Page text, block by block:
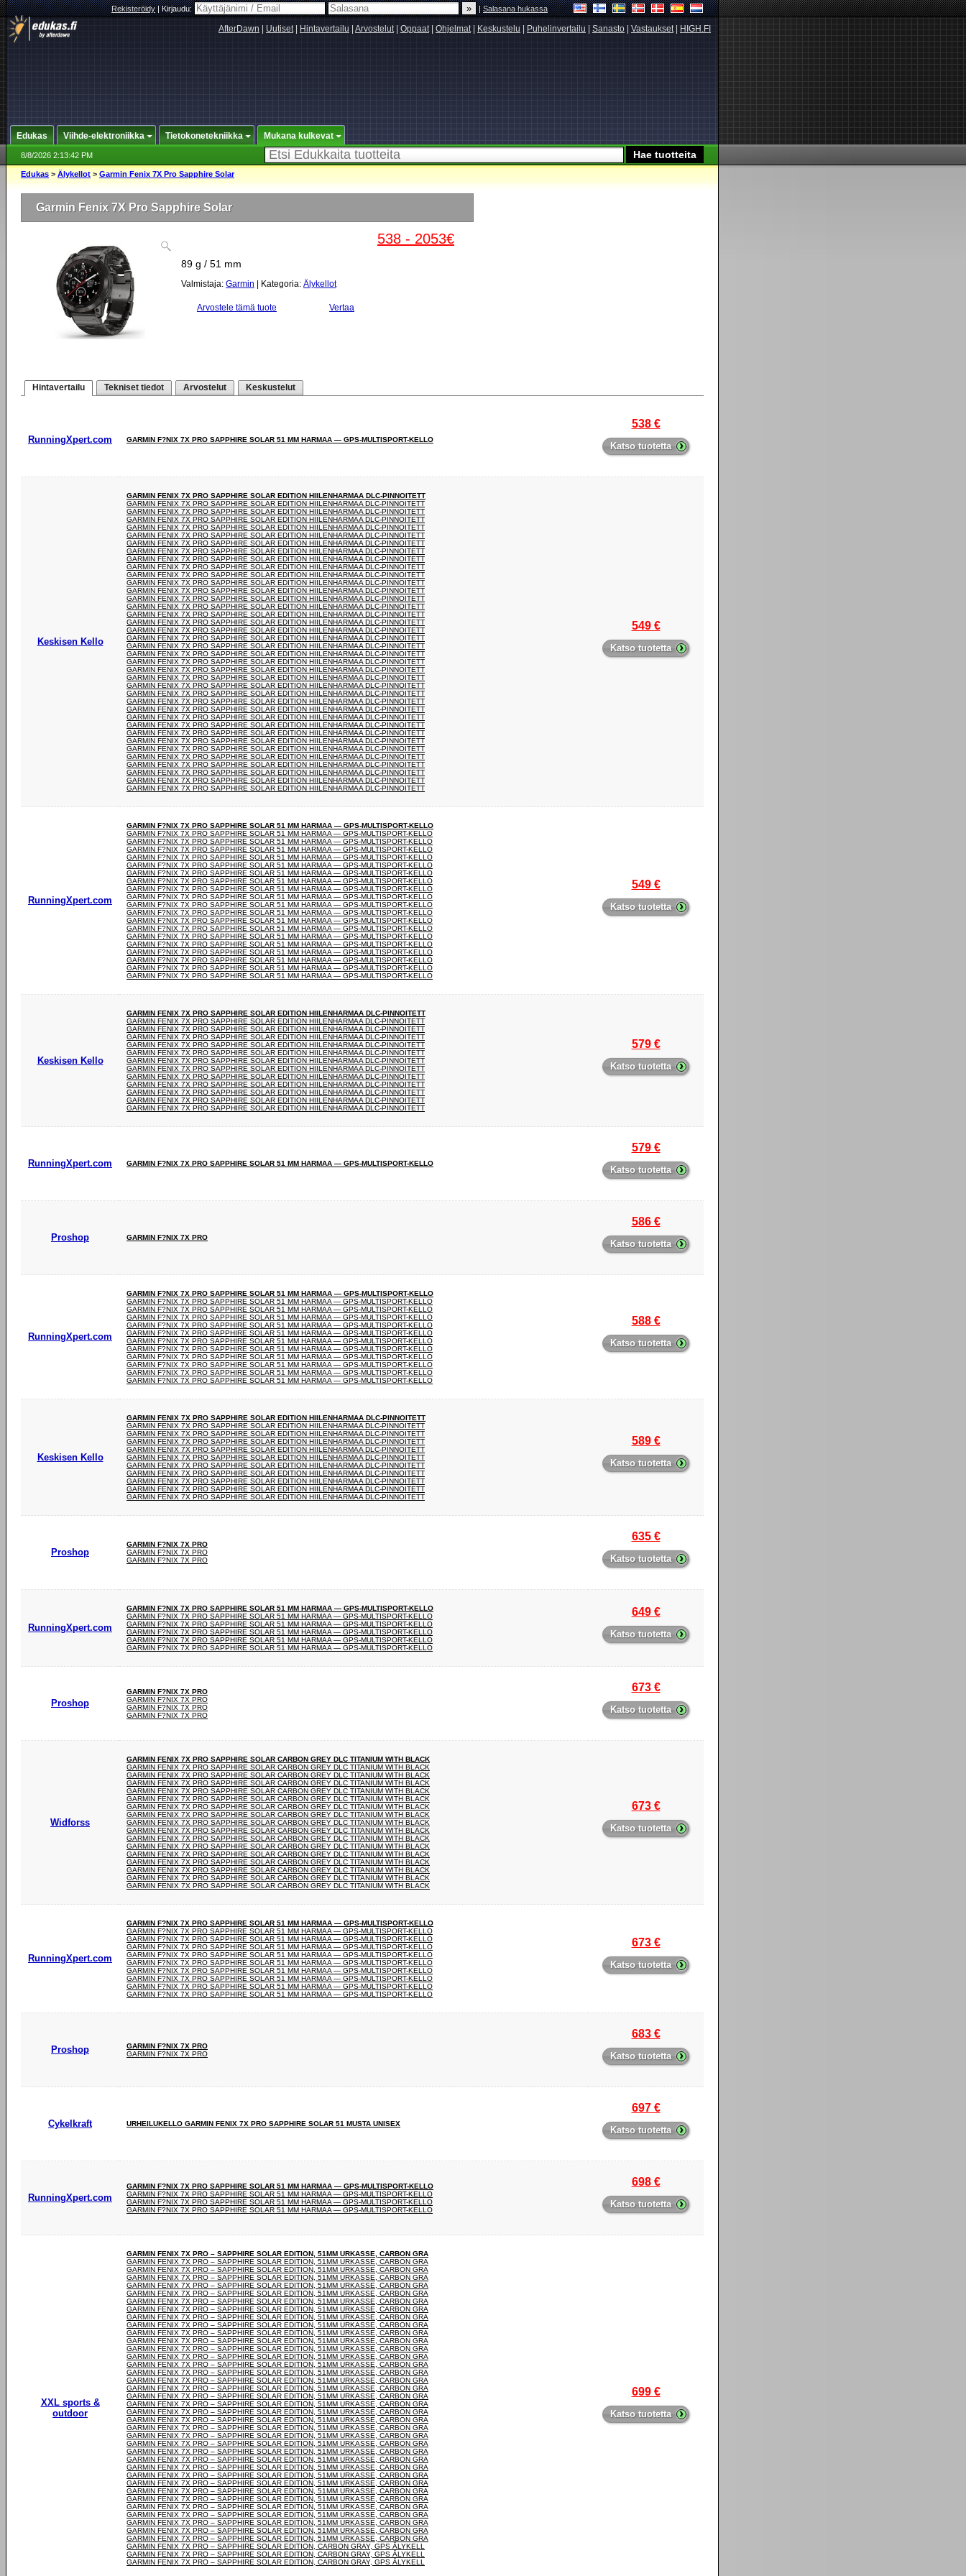
Rekisteröidy|Kirjaudu: |Salasana hukassa
AfterDawn Uutiset| Hintavertailu Arvostelut| Oppaat| Ohjelmat| Keskustelu Puhelinvertailu Sanasto Vastaukset| HIGH.FI
Edukas Viihde-elektroniikka Tietokonetekniikka Mukana kulkevat
8/8/2026 2:13:42 PM
Edukas > Älykellot > Garmin Fenix 7X Pro Sapphire Solar
Garmin Fenix 7X Pro Sapphire Solar
538 - 2053€
89 g / 51 mm
Valmistaja: Garmin | Kategoria: Älykellot
Arvostele tämä tuote Vertaa
Hintavertailu Tekniset tiedot Arvostelut Keskustelut
RunningXpert.com GARMIN F?NIX 7X PRO SAPPHIRE SOLAR 51 MM HARMAA — GPS-MULTISPORT-KELLO
538 €
›
Katso tuotetta
Keskisen Kello
GARMIN FENIX 7X PRO SAPPHIRE SOLAR EDITION HIILENHARMAA DLC-PINNOITETT
GARMIN FENIX 7X PRO SAPPHIRE SOLAR EDITION HIILENHARMAA DLC-PINNOITETT
GARMIN FENIX 7X PRO SAPPHIRE SOLAR EDITION HIILENHARMAA DLC-PINNOITETT
GARMIN FENIX 7X PRO SAPPHIRE SOLAR EDITION HIILENHARMAA DLC-PINNOITETT
GARMIN FENIX 7X PRO SAPPHIRE SOLAR EDITION HIILENHARMAA DLC-PINNOITETT
GARMIN FENIX 7X PRO SAPPHIRE SOLAR EDITION HIILENHARMAA DLC-PINNOITETT
GARMIN FENIX 7X PRO SAPPHIRE SOLAR EDITION HIILENHARMAA DLC-PINNOITETT
GARMIN FENIX 7X PRO SAPPHIRE SOLAR EDITION HIILENHARMAA DLC-PINNOITETT
GARMIN FENIX 7X PRO SAPPHIRE SOLAR EDITION HIILENHARMAA DLC-PINNOITETT
GARMIN FENIX 7X PRO SAPPHIRE SOLAR EDITION HIILENHARMAA DLC-PINNOITETT
GARMIN FENIX 7X PRO SAPPHIRE SOLAR EDITION HIILENHARMAA DLC-PINNOITETT
GARMIN FENIX 7X PRO SAPPHIRE SOLAR EDITION HIILENHARMAA DLC-PINNOITETT
GARMIN FENIX 7X PRO SAPPHIRE SOLAR EDITION HIILENHARMAA DLC-PINNOITETT
GARMIN FENIX 7X PRO SAPPHIRE SOLAR EDITION HIILENHARMAA DLC-PINNOITETT
GARMIN FENIX 7X PRO SAPPHIRE SOLAR EDITION HIILENHARMAA DLC-PINNOITETT
GARMIN FENIX 7X PRO SAPPHIRE SOLAR EDITION HIILENHARMAA DLC-PINNOITETT
GARMIN FENIX 7X PRO SAPPHIRE SOLAR EDITION HIILENHARMAA DLC-PINNOITETT
GARMIN FENIX 7X PRO SAPPHIRE SOLAR EDITION HIILENHARMAA DLC-PINNOITETT
GARMIN FENIX 7X PRO SAPPHIRE SOLAR EDITION HIILENHARMAA DLC-PINNOITETT
GARMIN FENIX 7X PRO SAPPHIRE SOLAR EDITION HIILENHARMAA DLC-PINNOITETT
GARMIN FENIX 7X PRO SAPPHIRE SOLAR EDITION HIILENHARMAA DLC-PINNOITETT
GARMIN FENIX 7X PRO SAPPHIRE SOLAR EDITION HIILENHARMAA DLC-PINNOITETT
GARMIN FENIX 7X PRO SAPPHIRE SOLAR EDITION HIILENHARMAA DLC-PINNOITETT
GARMIN FENIX 7X PRO SAPPHIRE SOLAR EDITION HIILENHARMAA DLC-PINNOITETT
GARMIN FENIX 7X PRO SAPPHIRE SOLAR EDITION HIILENHARMAA DLC-PINNOITETT
GARMIN FENIX 7X PRO SAPPHIRE SOLAR EDITION HIILENHARMAA DLC-PINNOITETT
GARMIN FENIX 7X PRO SAPPHIRE SOLAR EDITION HIILENHARMAA DLC-PINNOITETT
GARMIN FENIX 7X PRO SAPPHIRE SOLAR EDITION HIILENHARMAA DLC-PINNOITETT
GARMIN FENIX 7X PRO SAPPHIRE SOLAR EDITION HIILENHARMAA DLC-PINNOITETT
GARMIN FENIX 7X PRO SAPPHIRE SOLAR EDITION HIILENHARMAA DLC-PINNOITETT
GARMIN FENIX 7X PRO SAPPHIRE SOLAR EDITION HIILENHARMAA DLC-PINNOITETT
GARMIN FENIX 7X PRO SAPPHIRE SOLAR EDITION HIILENHARMAA DLC-PINNOITETT
GARMIN FENIX 7X PRO SAPPHIRE SOLAR EDITION HIILENHARMAA DLC-PINNOITETT
GARMIN FENIX 7X PRO SAPPHIRE SOLAR EDITION HIILENHARMAA DLC-PINNOITETT
GARMIN FENIX 7X PRO SAPPHIRE SOLAR EDITION HIILENHARMAA DLC-PINNOITETT
GARMIN FENIX 7X PRO SAPPHIRE SOLAR EDITION HIILENHARMAA DLC-PINNOITETT
GARMIN FENIX 7X PRO SAPPHIRE SOLAR EDITION HIILENHARMAA DLC-PINNOITETT
GARMIN FENIX 7X PRO SAPPHIRE SOLAR EDITION HIILENHARMAA DLC-PINNOITETT
549 €
›
Katso tuotetta
RunningXpert.com
GARMIN F?NIX 7X PRO SAPPHIRE SOLAR 51 MM HARMAA — GPS-MULTISPORT-KELLO
GARMIN F?NIX 7X PRO SAPPHIRE SOLAR 51 MM HARMAA — GPS-MULTISPORT-KELLO
GARMIN F?NIX 7X PRO SAPPHIRE SOLAR 51 MM HARMAA — GPS-MULTISPORT-KELLO
GARMIN F?NIX 7X PRO SAPPHIRE SOLAR 51 MM HARMAA — GPS-MULTISPORT-KELLO
GARMIN F?NIX 7X PRO SAPPHIRE SOLAR 51 MM HARMAA — GPS-MULTISPORT-KELLO
GARMIN F?NIX 7X PRO SAPPHIRE SOLAR 51 MM HARMAA — GPS-MULTISPORT-KELLO
GARMIN F?NIX 7X PRO SAPPHIRE SOLAR 51 MM HARMAA — GPS-MULTISPORT-KELLO
GARMIN F?NIX 7X PRO SAPPHIRE SOLAR 51 MM HARMAA — GPS-MULTISPORT-KELLO
GARMIN F?NIX 7X PRO SAPPHIRE SOLAR 51 MM HARMAA — GPS-MULTISPORT-KELLO
GARMIN F?NIX 7X PRO SAPPHIRE SOLAR 51 MM HARMAA — GPS-MULTISPORT-KELLO
GARMIN F?NIX 7X PRO SAPPHIRE SOLAR 51 MM HARMAA — GPS-MULTISPORT-KELLO
GARMIN F?NIX 7X PRO SAPPHIRE SOLAR 51 MM HARMAA — GPS-MULTISPORT-KELLO
GARMIN F?NIX 7X PRO SAPPHIRE SOLAR 51 MM HARMAA — GPS-MULTISPORT-KELLO
GARMIN F?NIX 7X PRO SAPPHIRE SOLAR 51 MM HARMAA — GPS-MULTISPORT-KELLO
GARMIN F?NIX 7X PRO SAPPHIRE SOLAR 51 MM HARMAA — GPS-MULTISPORT-KELLO
GARMIN F?NIX 7X PRO SAPPHIRE SOLAR 51 MM HARMAA — GPS-MULTISPORT-KELLO
GARMIN F?NIX 7X PRO SAPPHIRE SOLAR 51 MM HARMAA — GPS-MULTISPORT-KELLO
GARMIN F?NIX 7X PRO SAPPHIRE SOLAR 51 MM HARMAA — GPS-MULTISPORT-KELLO
GARMIN F?NIX 7X PRO SAPPHIRE SOLAR 51 MM HARMAA — GPS-MULTISPORT-KELLO
GARMIN F?NIX 7X PRO SAPPHIRE SOLAR 51 MM HARMAA — GPS-MULTISPORT-KELLO
549 €
›
Katso tuotetta
Keskisen Kello
GARMIN FENIX 7X PRO SAPPHIRE SOLAR EDITION HIILENHARMAA DLC-PINNOITETT
GARMIN FENIX 7X PRO SAPPHIRE SOLAR EDITION HIILENHARMAA DLC-PINNOITETT
GARMIN FENIX 7X PRO SAPPHIRE SOLAR EDITION HIILENHARMAA DLC-PINNOITETT
GARMIN FENIX 7X PRO SAPPHIRE SOLAR EDITION HIILENHARMAA DLC-PINNOITETT
GARMIN FENIX 7X PRO SAPPHIRE SOLAR EDITION HIILENHARMAA DLC-PINNOITETT
GARMIN FENIX 7X PRO SAPPHIRE SOLAR EDITION HIILENHARMAA DLC-PINNOITETT
GARMIN FENIX 7X PRO SAPPHIRE SOLAR EDITION HIILENHARMAA DLC-PINNOITETT
GARMIN FENIX 7X PRO SAPPHIRE SOLAR EDITION HIILENHARMAA DLC-PINNOITETT
GARMIN FENIX 7X PRO SAPPHIRE SOLAR EDITION HIILENHARMAA DLC-PINNOITETT
GARMIN FENIX 7X PRO SAPPHIRE SOLAR EDITION HIILENHARMAA DLC-PINNOITETT
GARMIN FENIX 7X PRO SAPPHIRE SOLAR EDITION HIILENHARMAA DLC-PINNOITETT
GARMIN FENIX 7X PRO SAPPHIRE SOLAR EDITION HIILENHARMAA DLC-PINNOITETT
GARMIN FENIX 7X PRO SAPPHIRE SOLAR EDITION HIILENHARMAA DLC-PINNOITETT
579 €
›
Katso tuotetta
RunningXpert.com GARMIN F?NIX 7X PRO SAPPHIRE SOLAR 51 MM HARMAA — GPS-MULTISPORT-KELLO
579 €
›
Katso tuotetta
Proshop GARMIN F?NIX 7X PRO
586 €
›
Katso tuotetta
RunningXpert.com
GARMIN F?NIX 7X PRO SAPPHIRE SOLAR 51 MM HARMAA — GPS-MULTISPORT-KELLO
GARMIN F?NIX 7X PRO SAPPHIRE SOLAR 51 MM HARMAA — GPS-MULTISPORT-KELLO
GARMIN F?NIX 7X PRO SAPPHIRE SOLAR 51 MM HARMAA — GPS-MULTISPORT-KELLO
GARMIN F?NIX 7X PRO SAPPHIRE SOLAR 51 MM HARMAA — GPS-MULTISPORT-KELLO
GARMIN F?NIX 7X PRO SAPPHIRE SOLAR 51 MM HARMAA — GPS-MULTISPORT-KELLO
GARMIN F?NIX 7X PRO SAPPHIRE SOLAR 51 MM HARMAA — GPS-MULTISPORT-KELLO
GARMIN F?NIX 7X PRO SAPPHIRE SOLAR 51 MM HARMAA — GPS-MULTISPORT-KELLO
GARMIN F?NIX 7X PRO SAPPHIRE SOLAR 51 MM HARMAA — GPS-MULTISPORT-KELLO
GARMIN F?NIX 7X PRO SAPPHIRE SOLAR 51 MM HARMAA — GPS-MULTISPORT-KELLO
GARMIN F?NIX 7X PRO SAPPHIRE SOLAR 51 MM HARMAA — GPS-MULTISPORT-KELLO
GARMIN F?NIX 7X PRO SAPPHIRE SOLAR 51 MM HARMAA — GPS-MULTISPORT-KELLO
GARMIN F?NIX 7X PRO SAPPHIRE SOLAR 51 MM HARMAA — GPS-MULTISPORT-KELLO
588 €
›
Katso tuotetta
Keskisen Kello
GARMIN FENIX 7X PRO SAPPHIRE SOLAR EDITION HIILENHARMAA DLC-PINNOITETT
GARMIN FENIX 7X PRO SAPPHIRE SOLAR EDITION HIILENHARMAA DLC-PINNOITETT
GARMIN FENIX 7X PRO SAPPHIRE SOLAR EDITION HIILENHARMAA DLC-PINNOITETT
GARMIN FENIX 7X PRO SAPPHIRE SOLAR EDITION HIILENHARMAA DLC-PINNOITETT
GARMIN FENIX 7X PRO SAPPHIRE SOLAR EDITION HIILENHARMAA DLC-PINNOITETT
GARMIN FENIX 7X PRO SAPPHIRE SOLAR EDITION HIILENHARMAA DLC-PINNOITETT
GARMIN FENIX 7X PRO SAPPHIRE SOLAR EDITION HIILENHARMAA DLC-PINNOITETT
GARMIN FENIX 7X PRO SAPPHIRE SOLAR EDITION HIILENHARMAA DLC-PINNOITETT
GARMIN FENIX 7X PRO SAPPHIRE SOLAR EDITION HIILENHARMAA DLC-PINNOITETT
GARMIN FENIX 7X PRO SAPPHIRE SOLAR EDITION HIILENHARMAA DLC-PINNOITETT
GARMIN FENIX 7X PRO SAPPHIRE SOLAR EDITION HIILENHARMAA DLC-PINNOITETT
589 €
›
Katso tuotetta
Proshop
GARMIN F?NIX 7X PRO
GARMIN F?NIX 7X PRO
GARMIN F?NIX 7X PRO
635 €
›
Katso tuotetta
RunningXpert.com
GARMIN F?NIX 7X PRO SAPPHIRE SOLAR 51 MM HARMAA — GPS-MULTISPORT-KELLO
GARMIN F?NIX 7X PRO SAPPHIRE SOLAR 51 MM HARMAA — GPS-MULTISPORT-KELLO
GARMIN F?NIX 7X PRO SAPPHIRE SOLAR 51 MM HARMAA — GPS-MULTISPORT-KELLO
GARMIN F?NIX 7X PRO SAPPHIRE SOLAR 51 MM HARMAA — GPS-MULTISPORT-KELLO
GARMIN F?NIX 7X PRO SAPPHIRE SOLAR 51 MM HARMAA — GPS-MULTISPORT-KELLO
GARMIN F?NIX 7X PRO SAPPHIRE SOLAR 51 MM HARMAA — GPS-MULTISPORT-KELLO
649 €
›
Katso tuotetta
Proshop
GARMIN F?NIX 7X PRO
GARMIN F?NIX 7X PRO
GARMIN F?NIX 7X PRO
GARMIN F?NIX 7X PRO
673 €
›
Katso tuotetta
Widforss
GARMIN FENIX 7X PRO SAPPHIRE SOLAR CARBON GREY DLC TITANIUM WITH BLACK
GARMIN FENIX 7X PRO SAPPHIRE SOLAR CARBON GREY DLC TITANIUM WITH BLACK
GARMIN FENIX 7X PRO SAPPHIRE SOLAR CARBON GREY DLC TITANIUM WITH BLACK
GARMIN FENIX 7X PRO SAPPHIRE SOLAR CARBON GREY DLC TITANIUM WITH BLACK
GARMIN FENIX 7X PRO SAPPHIRE SOLAR CARBON GREY DLC TITANIUM WITH BLACK
GARMIN FENIX 7X PRO SAPPHIRE SOLAR CARBON GREY DLC TITANIUM WITH BLACK
GARMIN FENIX 7X PRO SAPPHIRE SOLAR CARBON GREY DLC TITANIUM WITH BLACK
GARMIN FENIX 7X PRO SAPPHIRE SOLAR CARBON GREY DLC TITANIUM WITH BLACK
GARMIN FENIX 7X PRO SAPPHIRE SOLAR CARBON GREY DLC TITANIUM WITH BLACK
GARMIN FENIX 7X PRO SAPPHIRE SOLAR CARBON GREY DLC TITANIUM WITH BLACK
GARMIN FENIX 7X PRO SAPPHIRE SOLAR CARBON GREY DLC TITANIUM WITH BLACK
GARMIN FENIX 7X PRO SAPPHIRE SOLAR CARBON GREY DLC TITANIUM WITH BLACK
GARMIN FENIX 7X PRO SAPPHIRE SOLAR CARBON GREY DLC TITANIUM WITH BLACK
GARMIN FENIX 7X PRO SAPPHIRE SOLAR CARBON GREY DLC TITANIUM WITH BLACK
GARMIN FENIX 7X PRO SAPPHIRE SOLAR CARBON GREY DLC TITANIUM WITH BLACK
GARMIN FENIX 7X PRO SAPPHIRE SOLAR CARBON GREY DLC TITANIUM WITH BLACK
GARMIN FENIX 7X PRO SAPPHIRE SOLAR CARBON GREY DLC TITANIUM WITH BLACK
673 €
›
Katso tuotetta
RunningXpert.com
GARMIN F?NIX 7X PRO SAPPHIRE SOLAR 51 MM HARMAA — GPS-MULTISPORT-KELLO
GARMIN F?NIX 7X PRO SAPPHIRE SOLAR 51 MM HARMAA — GPS-MULTISPORT-KELLO
GARMIN F?NIX 7X PRO SAPPHIRE SOLAR 51 MM HARMAA — GPS-MULTISPORT-KELLO
GARMIN F?NIX 7X PRO SAPPHIRE SOLAR 51 MM HARMAA — GPS-MULTISPORT-KELLO
GARMIN F?NIX 7X PRO SAPPHIRE SOLAR 51 MM HARMAA — GPS-MULTISPORT-KELLO
GARMIN F?NIX 7X PRO SAPPHIRE SOLAR 51 MM HARMAA — GPS-MULTISPORT-KELLO
GARMIN F?NIX 7X PRO SAPPHIRE SOLAR 51 MM HARMAA — GPS-MULTISPORT-KELLO
GARMIN F?NIX 7X PRO SAPPHIRE SOLAR 51 MM HARMAA — GPS-MULTISPORT-KELLO
GARMIN F?NIX 7X PRO SAPPHIRE SOLAR 51 MM HARMAA — GPS-MULTISPORT-KELLO
GARMIN F?NIX 7X PRO SAPPHIRE SOLAR 51 MM HARMAA — GPS-MULTISPORT-KELLO
673 €
›
Katso tuotetta
Proshop
GARMIN F?NIX 7X PRO
GARMIN F?NIX 7X PRO
683 €
›
Katso tuotetta
Cykelkraft URHEILUKELLO GARMIN FENIX 7X PRO SAPPHIRE SOLAR 51 MUSTA UNISEX
697 €
›
Katso tuotetta
RunningXpert.com
GARMIN F?NIX 7X PRO SAPPHIRE SOLAR 51 MM HARMAA — GPS-MULTISPORT-KELLO
GARMIN F?NIX 7X PRO SAPPHIRE SOLAR 51 MM HARMAA — GPS-MULTISPORT-KELLO
GARMIN F?NIX 7X PRO SAPPHIRE SOLAR 51 MM HARMAA — GPS-MULTISPORT-KELLO
GARMIN F?NIX 7X PRO SAPPHIRE SOLAR 51 MM HARMAA — GPS-MULTISPORT-KELLO
698 €
›
Katso tuotetta
XXL sports &
outdoor
GARMIN FENIX 7X PRO – SAPPHIRE SOLAR EDITION, 51MM URKASSE, CARBON GRA
GARMIN FENIX 7X PRO – SAPPHIRE SOLAR EDITION, 51MM URKASSE, CARBON GRA
GARMIN FENIX 7X PRO – SAPPHIRE SOLAR EDITION, 51MM URKASSE, CARBON GRA
GARMIN FENIX 7X PRO – SAPPHIRE SOLAR EDITION, 51MM URKASSE, CARBON GRA
GARMIN FENIX 7X PRO – SAPPHIRE SOLAR EDITION, 51MM URKASSE, CARBON GRA
GARMIN FENIX 7X PRO – SAPPHIRE SOLAR EDITION, 51MM URKASSE, CARBON GRA
GARMIN FENIX 7X PRO – SAPPHIRE SOLAR EDITION, 51MM URKASSE, CARBON GRA
GARMIN FENIX 7X PRO – SAPPHIRE SOLAR EDITION, 51MM URKASSE, CARBON GRA
GARMIN FENIX 7X PRO – SAPPHIRE SOLAR EDITION, 51MM URKASSE, CARBON GRA
GARMIN FENIX 7X PRO – SAPPHIRE SOLAR EDITION, 51MM URKASSE, CARBON GRA
GARMIN FENIX 7X PRO – SAPPHIRE SOLAR EDITION, 51MM URKASSE, CARBON GRA
GARMIN FENIX 7X PRO – SAPPHIRE SOLAR EDITION, 51MM URKASSE, CARBON GRA
GARMIN FENIX 7X PRO – SAPPHIRE SOLAR EDITION, 51MM URKASSE, CARBON GRA
GARMIN FENIX 7X PRO – SAPPHIRE SOLAR EDITION, 51MM URKASSE, CARBON GRA
GARMIN FENIX 7X PRO – SAPPHIRE SOLAR EDITION, 51MM URKASSE, CARBON GRA
GARMIN FENIX 7X PRO – SAPPHIRE SOLAR EDITION, 51MM URKASSE, CARBON GRA
GARMIN FENIX 7X PRO – SAPPHIRE SOLAR EDITION, 51MM URKASSE, CARBON GRA
GARMIN FENIX 7X PRO – SAPPHIRE SOLAR EDITION, 51MM URKASSE, CARBON GRA
GARMIN FENIX 7X PRO – SAPPHIRE SOLAR EDITION, 51MM URKASSE, CARBON GRA
GARMIN FENIX 7X PRO – SAPPHIRE SOLAR EDITION, 51MM URKASSE, CARBON GRA
GARMIN FENIX 7X PRO – SAPPHIRE SOLAR EDITION, 51MM URKASSE, CARBON GRA
GARMIN FENIX 7X PRO – SAPPHIRE SOLAR EDITION, 51MM URKASSE, CARBON GRA
GARMIN FENIX 7X PRO – SAPPHIRE SOLAR EDITION, 51MM URKASSE, CARBON GRA
GARMIN FENIX 7X PRO – SAPPHIRE SOLAR EDITION, 51MM URKASSE, CARBON GRA
GARMIN FENIX 7X PRO – SAPPHIRE SOLAR EDITION, 51MM URKASSE, CARBON GRA
GARMIN FENIX 7X PRO – SAPPHIRE SOLAR EDITION, 51MM URKASSE, CARBON GRA
GARMIN FENIX 7X PRO – SAPPHIRE SOLAR EDITION, 51MM URKASSE, CARBON GRA
GARMIN FENIX 7X PRO – SAPPHIRE SOLAR EDITION, 51MM URKASSE, CARBON GRA
GARMIN FENIX 7X PRO – SAPPHIRE SOLAR EDITION, 51MM URKASSE, CARBON GRA
GARMIN FENIX 7X PRO – SAPPHIRE SOLAR EDITION, 51MM URKASSE, CARBON GRA
GARMIN FENIX 7X PRO – SAPPHIRE SOLAR EDITION, 51MM URKASSE, CARBON GRA
GARMIN FENIX 7X PRO – SAPPHIRE SOLAR EDITION, 51MM URKASSE, CARBON GRA
GARMIN FENIX 7X PRO – SAPPHIRE SOLAR EDITION, 51MM URKASSE, CARBON GRA
GARMIN FENIX 7X PRO – SAPPHIRE SOLAR EDITION, 51MM URKASSE, CARBON GRA
GARMIN FENIX 7X PRO – SAPPHIRE SOLAR EDITION, 51MM URKASSE, CARBON GRA
GARMIN FENIX 7X PRO – SAPPHIRE SOLAR EDITION, 51MM URKASSE, CARBON GRA
GARMIN FENIX 7X PRO – SAPPHIRE SOLAR EDITION, 51MM URKASSE, CARBON GRA
GARMIN FENIX 7X PRO – SAPPHIRE SOLAR EDITION, CARBON GRAY, GPS ÄLYKELL
GARMIN FENIX 7X PRO – SAPPHIRE SOLAR EDITION, CARBON GRAY, GPS ÄLYKELL
GARMIN FENIX 7X PRO – SAPPHIRE SOLAR EDITION, CARBON GRAY, GPS ÄLYKELL
699 €
›
Katso tuotetta